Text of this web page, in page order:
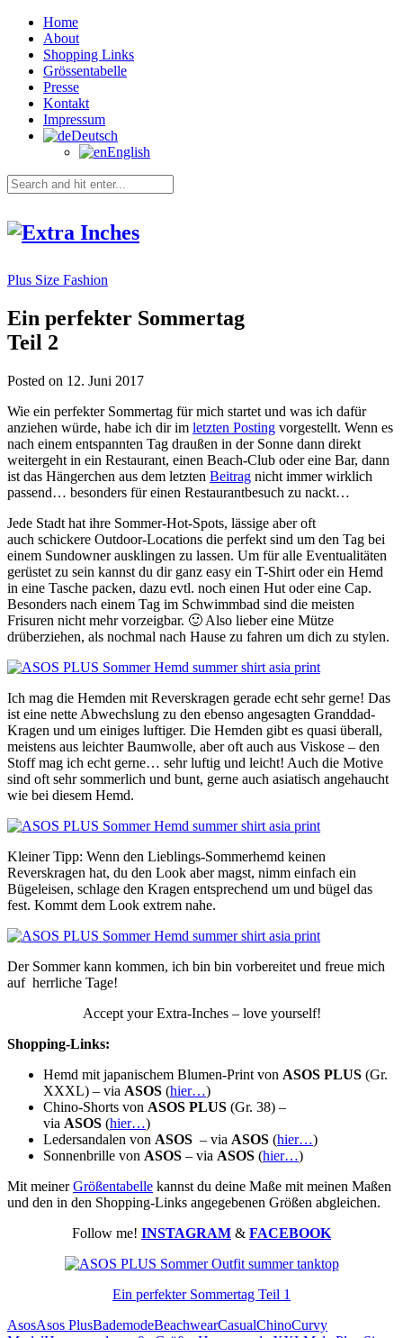
Home
About
Shopping Links
Grössentabelle
Presse
Kontakt
Impressum
Deutsch
English
Plus Size Fashion
Ein perfekter Sommertag
Teil 2
Posted on 12. Juni 2017
Wie ein perfekter Sommertag für mich startet und was ich dafür
anziehen würde, habe ich dir im letzten Posting vorgestellt. Wenn es
nach einem entspannten Tag draußen in der Sonne dann direkt
weitergeht in ein Restaurant, einen Beach-Club oder eine Bar, dann
ist das Hängerchen aus dem letzten Beitrag nicht immer wirklich
passend… besonders für einen Restaurantbesuch zu nackt…
Jede Stadt hat ihre Sommer-Hot-Spots, lässige aber oft
auch schickere Outdoor-Locations die perfekt sind um den Tag bei
einem Sundowner ausklingen zu lassen. Um für alle Eventualitäten
gerüstet zu sein kannst du dir ganz easy ein T-Shirt oder ein Hemd
in eine Tasche packen, dazu evtl. noch einen Hut oder eine Cap.
Besonders nach einem Tag im Schwimmbad sind die meisten
Frisuren nicht mehr vorzeigbar. 🙂 Also lieber eine Mütze
drüberziehen, als nochmal nach Hause zu fahren um dich zu stylen.
Ich mag die Hemden mit Reverskragen gerade echt sehr gerne! Das
ist eine nette Abwechslung zu den ebenso angesagten Granddad-
Kragen und um einiges luftiger. Die Hemden gibt es quasi überall,
meistens aus leichter Baumwolle, aber oft auch aus Viskose – den
Stoff mag ich echt gerne… sehr luftig und leicht! Auch die Motive
sind oft sehr sommerlich und bunt, gerne auch asiatisch angehaucht
wie bei diesem Hemd.
Kleiner Tipp: Wenn den Lieblings-Sommerhemd keinen
Reverskragen hat, du den Look aber magst, nimm einfach ein
Bügeleisen, schlage den Kragen entsprechend um und bügel das
fest. Kommt dem Look extrem nahe.
Der Sommer kann kommen, ich bin bin vorbereitet und freue mich
auf herrliche Tage!
Accept your Extra-Inches – love yourself!
Shopping-Links:
Hemd mit japanischem Blumen-Print von ASOS PLUS (Gr.
XXXL) – via ASOS (hier…)
Chino-Shorts von ASOS PLUS (Gr. 38) –
via ASOS (hier…)
Ledersandalen von ASOS – via ASOS (hier…)
Sonnenbrille von ASOS – via ASOS (hier…)
Mit meinerGrößentabelle kannst du deine Maße mit meinen Maßen
und den in den Shopping-Links angegebenen Größen abgleichen.
Follow me! INSTAGRAM & FACEBOOK
Ein perfekter Sommertag Teil 1
AsosAsos PlusBademodeBeachwearCasualChinoCurvy